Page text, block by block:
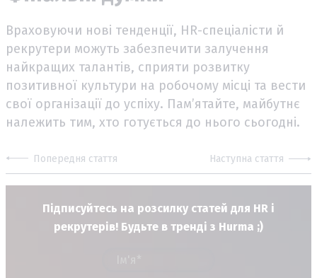
Враховуючи нові тенденції, HR-спеціалісти й
рекрутери можуть забезпечити залучення
найкращих талантів, сприяти розвитку
позитивної культури на робочому місці та вести
свої організації до успіху. Пам’ятайте, майбутнє
належить тим, хто готується до нього сьогодні.
Попередня стаття Наступна стаття
Підписуйтесь на розсилку статей для HR і
рекрутерів! Будьте в тренді з Hurma ;)